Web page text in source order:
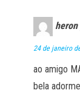
24 de janeiro
ao amigo
bela